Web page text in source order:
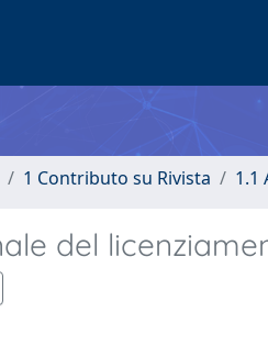
1 Contributo su Rivista 1.1
del